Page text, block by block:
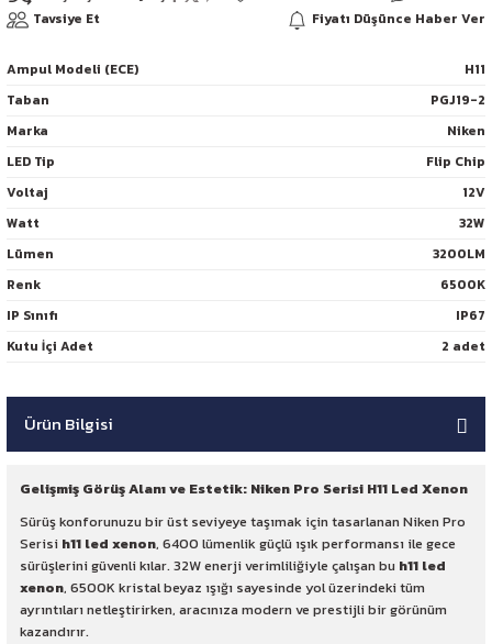
Tavsiye Et
Fiyatı Düşünce Haber Ver
Ampul Modeli (ECE)
H11
Taban
PGJ19-2
Marka
Niken
LED Tip
Flip Chip
Voltaj
12V
Watt
32W
Lümen
3200LM
Renk
6500K
IP Sınıfı
IP67
Kutu İçi Adet
2 adet
Ürün Bilgisi
Gelişmiş Görüş Alanı ve Estetik: Niken Pro Serisi H11 Led Xenon
Sürüş konforunuzu bir üst seviyeye taşımak için tasarlanan Niken Pro
Serisi h11 led xenon, 6400 lümenlik güçlü ışık performansı ile gece
sürüşlerini güvenli kılar. 32W enerji verimliliğiyle çalışan bu h11 led
xenon, 6500K kristal beyaz ışığı sayesinde yol üzerindeki tüm
ayrıntıları netleştirirken, aracınıza modern ve prestijli bir görünüm
kazandırır.